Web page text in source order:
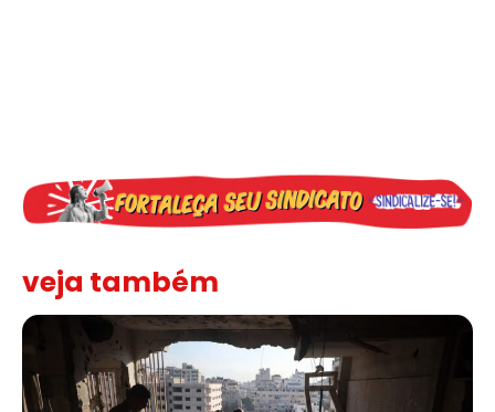
veja também
“Funeral para toda Gaza” — enquanto o Conselho da Paz